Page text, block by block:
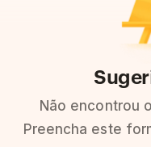
Não encontrou
Preencha este